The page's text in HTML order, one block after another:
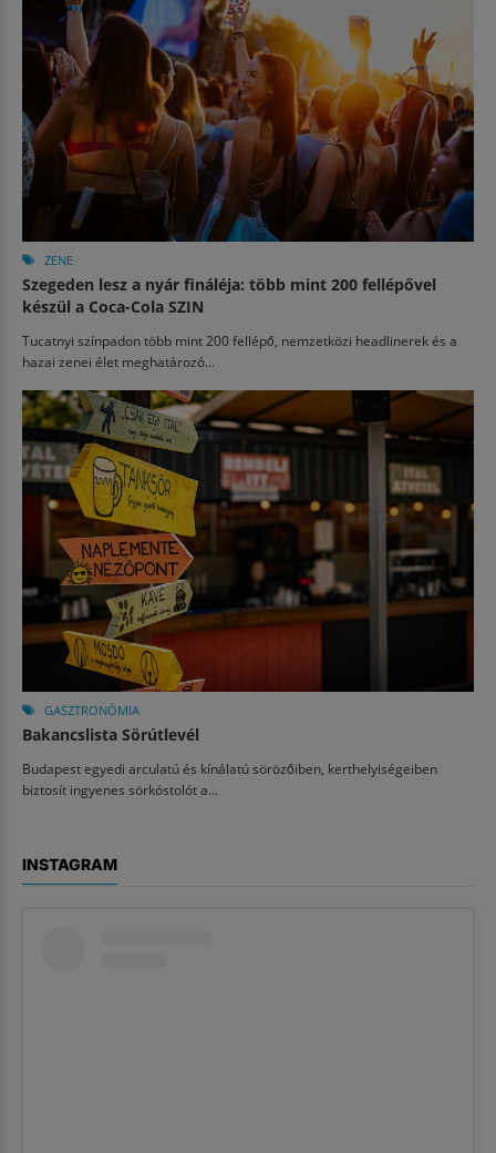
ZENE
Szegeden lesz a nyár fináléja: több mint 200 fellépővel
készül a Coca-Cola SZIN
Tucatnyi színpadon több mint 200 fellépő, nemzetközi headlinerek és a
hazai zenei élet meghatározó...
GASZTRONÓMIA
Bakancslista Sörútlevél
Budapest egyedi arculatú és kínálatú sörözőiben, kerthelyiségeiben
biztosít ingyenes sörkóstolót a...
INSTAGRAM